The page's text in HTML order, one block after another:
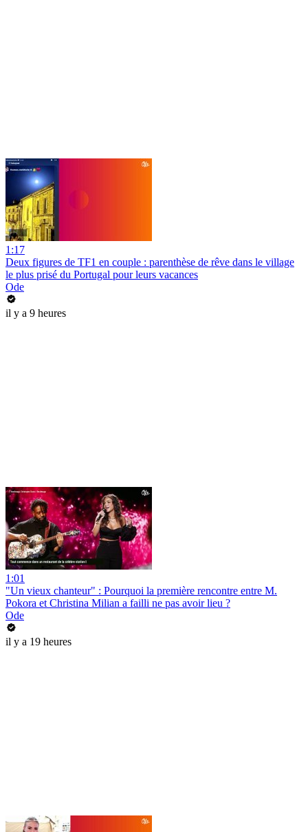
1:17
Deux figures de TF1 en couple : parenthèse de rêve dans le village
le plus prisé du Portugal pour leurs vacances
Ode
il y a 9 heures
1:01
"Un vieux chanteur" : Pourquoi la première rencontre entre M.
Pokora et Christina Milian a failli ne pas avoir lieu ?
Ode
il y a 19 heures